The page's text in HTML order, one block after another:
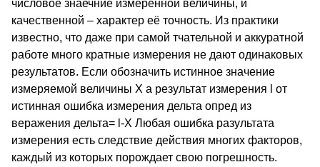
числовое знаечние измеренной величины, и
качественной – характер её точность. Из практики
известно, что даже при самой тчательной и аккуратной
работе много кратные измерения не дают одинаковых
результатов. Если обозначить истинное значение
измеряемой величины X а результат измерения l от
истинная ошибка измерения дельта опред из
веражения дельта= l-X Любая ошибка разультата
измерения есть следствие действия многих факторов,
каждый из которых порождает свою погрешность.